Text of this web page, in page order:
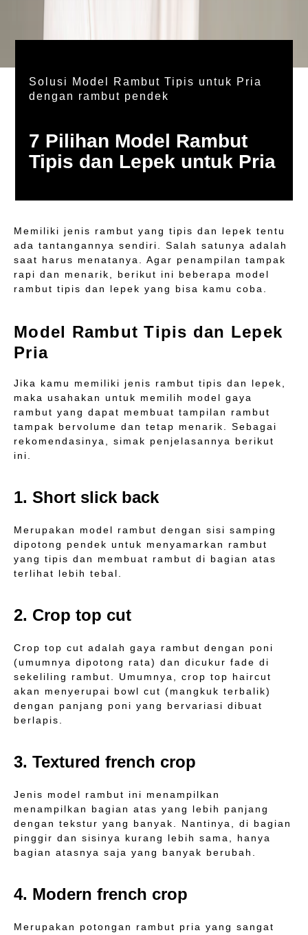
Solusi Model Rambut Tipis untuk Pria
dengan rambut pendek
7 Pilihan Model Rambut
Tipis dan Lepek untuk Pria
Memiliki jenis rambut yang tipis dan lepek tentu
ada tantangannya sendiri. Salah satunya adalah
saat harus menatanya. Agar penampilan tampak
rapi dan menarik, berikut ini beberapa model
rambut tipis dan lepek yang bisa kamu coba.
Model Rambut Tipis dan Lepek
Pria
Jika kamu memiliki jenis rambut tipis dan lepek,
maka usahakan untuk memilih model gaya
rambut yang dapat membuat tampilan rambut
tampak bervolume dan tetap menarik. Sebagai
rekomendasinya, simak penjelasannya berikut
ini.
1. Short slick back
Merupakan model rambut dengan sisi samping
dipotong pendek untuk menyamarkan rambut
yang tipis dan membuat rambut di bagian atas
terlihat lebih tebal.
2. Crop top cut
Crop top cut adalah gaya rambut dengan poni
(umumnya dipotong rata) dan dicukur fade di
sekeliling rambut. Umumnya, crop top haircut
akan menyerupai bowl cut (mangkuk terbalik)
dengan panjang poni yang bervariasi dibuat
berlapis.
3. Textured french crop
Jenis model rambut ini menampilkan
menampilkan bagian atas yang lebih panjang
dengan tekstur yang banyak. Nantinya, di bagian
pinggir dan sisinya kurang lebih sama, hanya
bagian atasnya saja yang banyak berubah.
4. Modern french crop
Merupakan potongan rambut pria yang sangat